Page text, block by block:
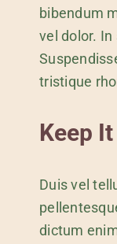
bibendum
vel dolor.
tristique
Keep
Duis vel
dictum